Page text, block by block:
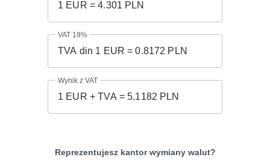
VAT 19%
Wynik z VAT
Reprezentujesz kantor wymiany walut?